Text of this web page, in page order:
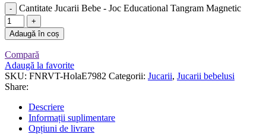
Cantitate Jucarii Bebe - Joc Educational Tangram Magnetic
Adaugă în coș
Compară
Adaugă la favorite
SKU: FNRVT-HolaE7982 Categorii: Jucarii, Jucarii bebelusi
Share:
Descriere
Informații suplimentare
Opțiuni de livrare